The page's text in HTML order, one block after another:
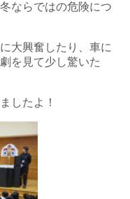
ならではの危険につ
大興奮したり、車に
を見て少し驚いた
したよ！